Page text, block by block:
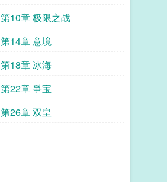
第10章 极限之战
第14章 意境
第18章 冰海
第22章 爭宝
第26章 双皇